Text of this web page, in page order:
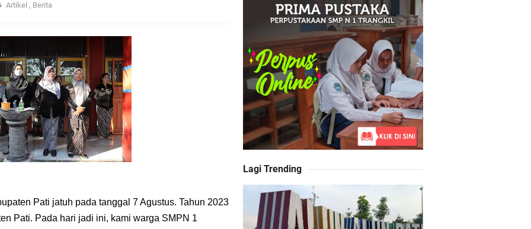
Leadership) Bagi Kepala Sekolah: Pondasi Keputusan Strategis, Kesejahteraan Guru, Dan Budaya Sekolah Berkelanjutan
Di Sekolah
Tahap 1 Resmi Ditutup
Besok
2024
Artikel , Berita
Pati jatuh pada tanggal 7 Agustus. Tahun 2023
Pati. Pada hari jadi ini, kami warga SMPN 1
Lagi Trending